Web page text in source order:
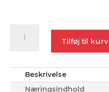
antal
Tilføj til kurv
Beskrivelse
Næringsindhold